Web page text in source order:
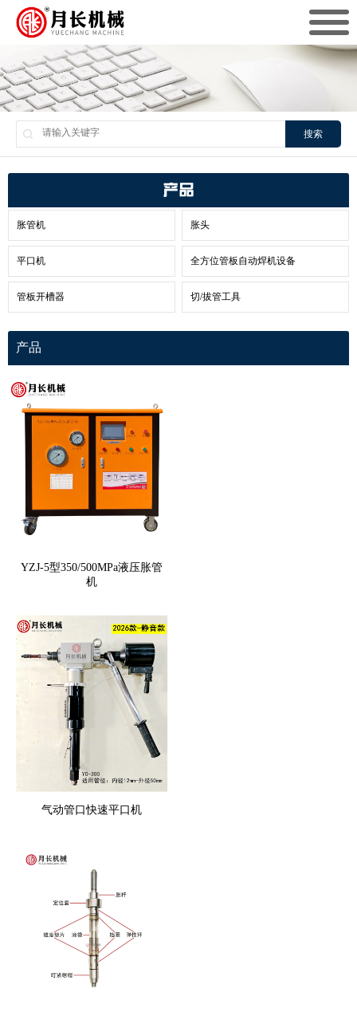
搜索
产品
胀管机 胀头
平口机 全方位管板自动焊机设备
管板开槽器 切/拔管工具
产品
YZJ-5型350/500MPa液压胀管
机
气动管口快速平口机